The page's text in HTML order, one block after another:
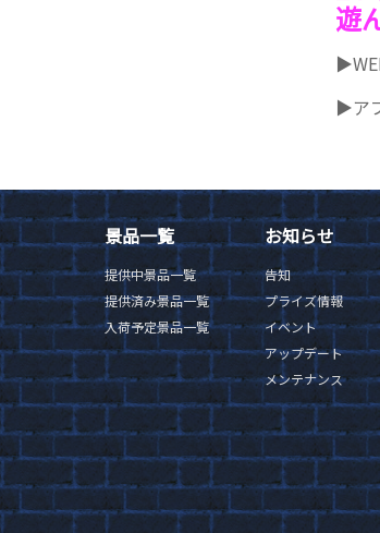
遊
▶ア
景品一覧
提供中景品一覧
提供済み景品一覧
入荷予定景品一覧
お知らせ
告知
プライズ情報
イベント
アップデート
メンテナンス